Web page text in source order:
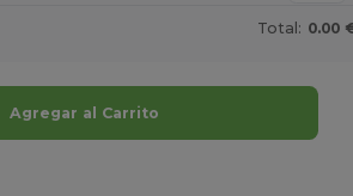
Total: 0.00
Agregar al Carrito